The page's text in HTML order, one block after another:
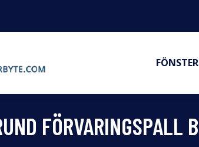
FÖRVARINGSPALL